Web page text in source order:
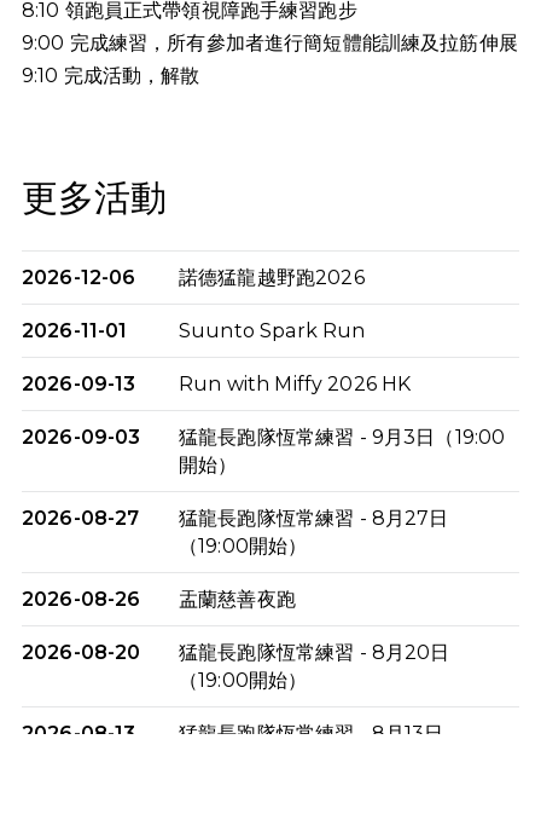
8:10 領跑員正式帶領視障跑手練習跑步
9:00 完成練習，所有參加者進行簡短體能訓練及拉筋伸展
9:10 完成活動，解散
更多活動
2026-12-06 諾德猛龍越野跑2026
2026-11-01 Suunto Spark Run
2026-09-13 Run with Miffy 2026 HK
2026-09-03
猛龍長跑隊恆常練習 - 9月3日（19:00
開始）
2026-08-27
猛龍長跑隊恆常練習 - 8月27日
（19:00開始）
2026-08-26 盂蘭慈善夜跑
2026-08-20
猛龍長跑隊恆常練習 - 8月20日
（19:00開始）
2026-08-13
猛龍長跑隊恆常練習 - 8月13日